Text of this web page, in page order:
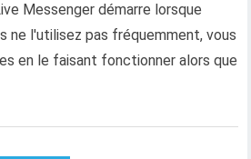
Messenger démarre lorsque
ne l'utilisez pas fréquemment, vous
en le faisant fonctionner alors que